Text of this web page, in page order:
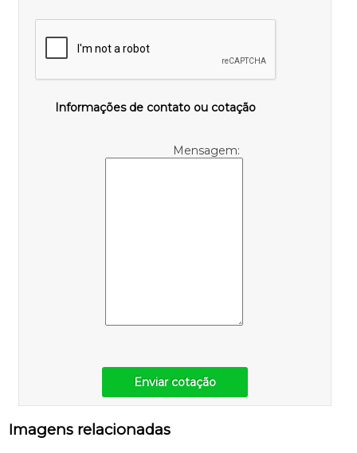
Informações de contato ou cotação
Mensagem:
Enviar cotação
Imagens relacionadas